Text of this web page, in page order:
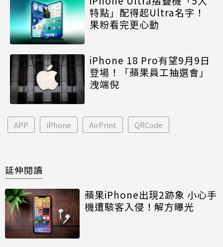
特點」配得起Ultra名字！
果粉看完更心動
iPhone 18 Pro有望9月9日
登場！「蘋果員工抽選會」
洩端倪
APP iPhone AirPrint QRCode
延伸閱讀
蘋果iPhone出現2跡象 小心手
機遭駭客入侵！解方曝光